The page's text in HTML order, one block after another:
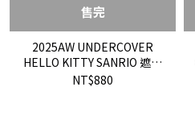
售完
2025AW UNDERCOVER
HELLO KITTY SANRIO 遮臉
凱蒂貓 聯名 鑰匙圈 吊飾 蘋
NT$880